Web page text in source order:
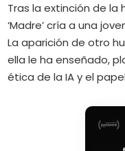
Tras la extinción de la
‘Madre’ cría a una
La aparición de otro
ella le ha enseñado,
ética de la IA y el